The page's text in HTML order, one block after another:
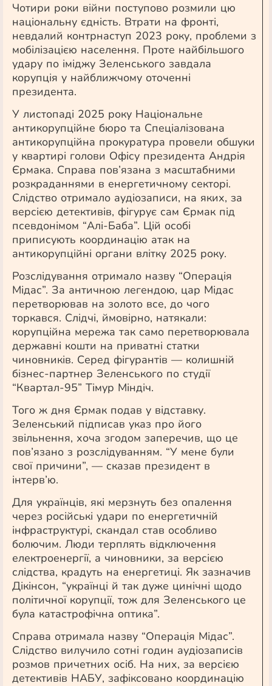
Чотири роки війни поступово розмили цю
національну єдність. Втрати на фронті,
невдалий контрнаступ 2023 року, проблеми з
мобілізацією населення. Проте найбільшого
удару по іміджу Зеленського завдала
корупція у найближчому оточенні
президента.
У листопаді 2025 року Національне
антикорупційне бюро та Спеціалізована
антикорупційна прокуратура провели обшуки
у квартирі голови Офісу президента Андрія
Єрмака. Справа пов’язана з масштабними
розкраданнями в енергетичному секторі.
Слідство отримало аудіозаписи, на яких, за
версією детективів, фігурує сам Єрмак під
псевдонімом “Алі-Баба”. Цій особі
приписують координацію атак на
антикорупційні органи влітку 2025 року.
Розслідування отримало назву “Операція
Мідас”. За античною легендою, цар Мідас
перетворював на золото все, до чого
торкався. Слідчі, ймовірно, натякали:
корупційна мережа так само перетворювала
державні кошти на приватні статки
чиновників. Серед фігурантів — колишній
бізнес-партнер Зеленського по студії
“Квартал-95” Тімур Міндіч.
Того ж дня Єрмак подав у відставку.
Зеленський підписав указ про його
звільнення, хоча згодом заперечив, що це
пов’язано з розслідуванням. “У мене були
свої причини”, — сказав президент в
інтерв’ю.
Для українців, які мерзнуть без опалення
через російські удари по енергетичній
інфраструктурі, скандал став особливо
болючим. Люди терплять відключення
електроенергії, а чиновники, за версією
слідства, крадуть на енергетиці. Як зазначив
Дікінсон, “українці й так дуже цинічні щодо
політичної корупції, тож для Зеленського це
була катастрофічна оптика”.
Справа отримала назву “Операція Мідас”.
Слідство вилучило сотні годин аудіозаписів
розмов причетних осіб. На них, за версією
детективів НАБУ, зафіксовано координацію